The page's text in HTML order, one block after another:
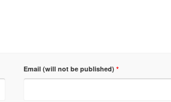
Email (will not be published) *